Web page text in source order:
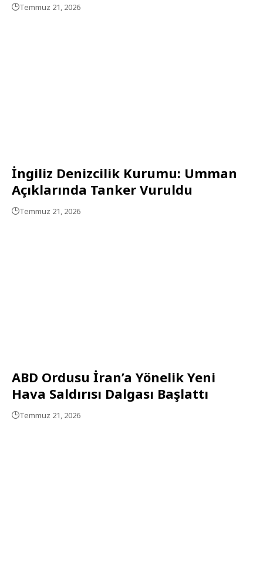
Temmuz 21, 2026
İngiliz Denizcilik Kurumu: Umman
Açıklarında Tanker Vuruldu
Temmuz 21, 2026
ABD Ordusu İran’a Yönelik Yeni
Hava Saldırısı Dalgası Başlattı
Temmuz 21, 2026